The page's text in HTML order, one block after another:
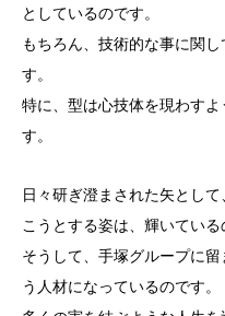
としているのです。
もちろん、技術的な事に関
す。
特に、型は心技体を現わす
す。
日々研ぎ澄まされた矢とし
こうとする姿は、輝いている
そうして、手塚グループに
う人材になっているのです。